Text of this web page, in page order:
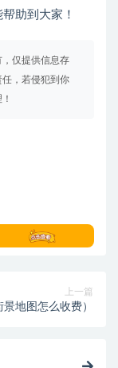
助到大家！
仅提供信息存
，若侵犯到你
上一篇
地图怎么收费）